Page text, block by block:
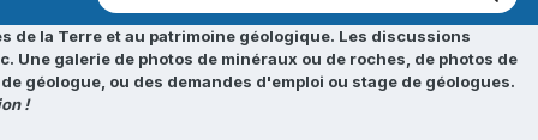
de la Terre et au patrimoine géologique. Les discussions
galerie de photos de minéraux ou de roches, de photos de
géologue, ou des demandes d'emploi ou stage de géologues.
!